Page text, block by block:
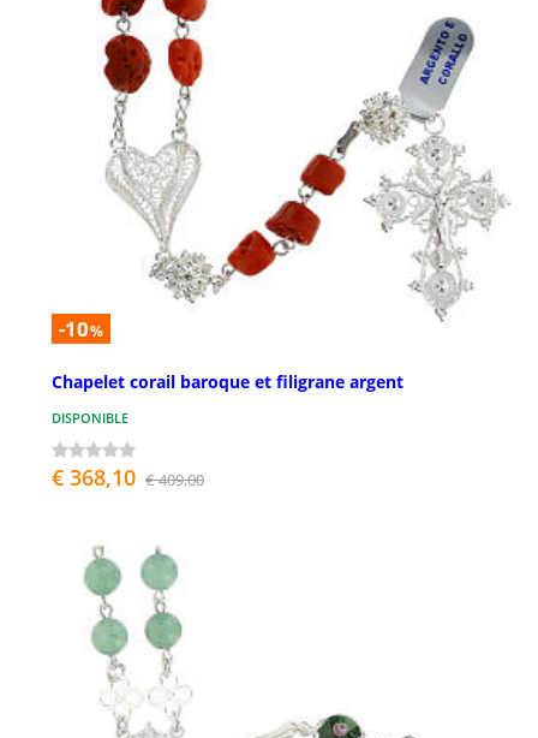
-10%
Chapelet corail baroque et filigrane argent
DISPONIBLE
€ 368,10 € 409,00